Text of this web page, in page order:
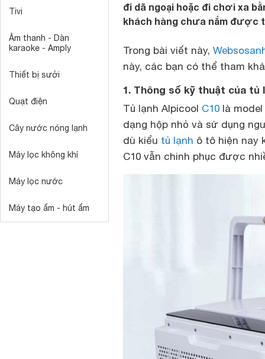
Tivi
Âm thanh - Dàn
karaoke - Amply
Thiết bị sưởi
Quạt điện
Cây nước nóng lạnh
Máy lọc không khí
Máy lọc nước
Máy tạo ẩm - hút ẩm
đi dã ngoại hoặc đi chơi xa
khách hàng chưa nắm được
Trong bài viết này,
này, các bạn có thể tham
1. Thông số kỹ thuật của tủ
Tủ lạnh Alpicool C10 là
dạng hộp nhỏ và sử dụng
dù kiểu tủ lạnh ô tô hiện nay
C10 vẫn chinh phục được